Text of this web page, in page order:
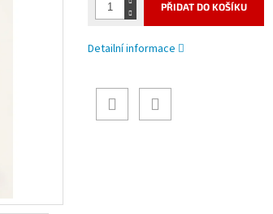
PŘIDAT DO KOŠÍKU
Detailní informace